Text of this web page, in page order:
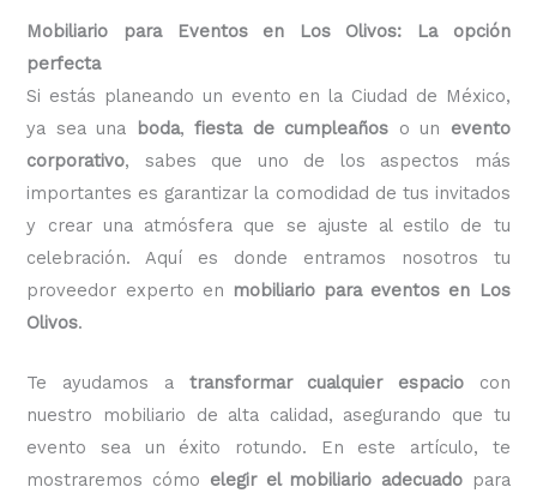
Mobiliario para Eventos en Los Olivos: La opción
perfecta
Si estás planeando un evento en la Ciudad de México,
ya sea una
boda,fiesta de cumpleaños o un evento
corporativo, sabes que uno de los aspectos más
importantes es garantizar la comodidad de tus invitados
y crear una atmósfera que se ajuste al estilo de tu
celebración. Aquí es donde entramos nosotros tu
proveedor experto en mobiliario para eventos en Los
Olivos.
Te ayudamos a transformar cualquier espaciocon
nuestro mobiliario de alta calidad, asegurando que tu
evento sea un éxito rotundo. En este artículo, te
mostraremos cómo elegir el mobiliario adecuadopara